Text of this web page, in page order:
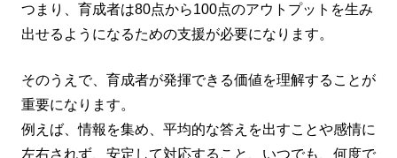
つまり、育成者は80点から100点のアウトプットを生み
出せるようになるための支援が必要になります。
そのうえで、育成者が発揮できる価値を理解することが
重要になります。
例えば、情報を集め、平均的な答えを出すことや感情に
左右されず、安定して対応すること、いつでも、何度で